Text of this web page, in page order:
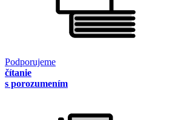
Podporujeme
čítanie
s porozumením